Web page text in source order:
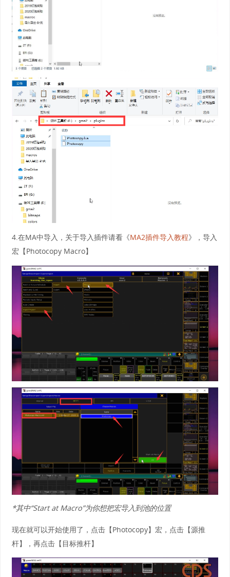
4.在MA中导入，关于导入插件请看《MA2插件导入教程》，导入
宏【Photocopy Macro】
*其中“Start at Macro”为你想把宏导入到池的位置
现在就可以开始使用了，点击【Photocopy】宏，点击【源推
杆】，再点击【目标推杆】